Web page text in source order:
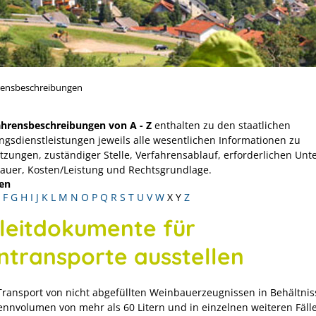
von A - Z enthalten zu den staatlichen
jeweils alle wesentlichen Informationen zu
zuständiger Stelle, Verfahrensablauf, erforderlichen
Kosten/Leistung und Rechtsgrundlage.
F G H I J K L M N O P Q R S T U V W X Y Z
für
ausstellen
von nicht abgefüllten Weinbauerzeugnissen in
von mehr als 60 Litern und in einzelnen weiteren